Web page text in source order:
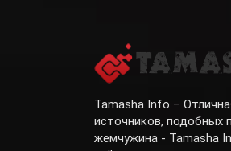
Tamasha Info –
источников, подобных
жемчужина - Tamasha